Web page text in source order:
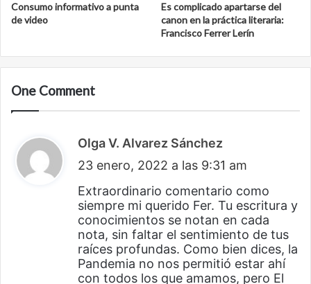
Consumo informativo a punta
de video
Es complicado apartarse del
canon en la práctica literaria:
Francisco Ferrer Lerín
One Comment
Olga V. Alvarez Sánchez
i
c
e
:
23 enero, 2022 a las 9:31 am
Extraordinario comentario como
siempre mi querido Fer. Tu escritura y
conocimientos se notan en cada
nota, sin faltar el sentimiento de tus
raíces profundas. Como bien dices, la
Pandemia no nos permitió estar ahí
con todos los que amamos, pero El